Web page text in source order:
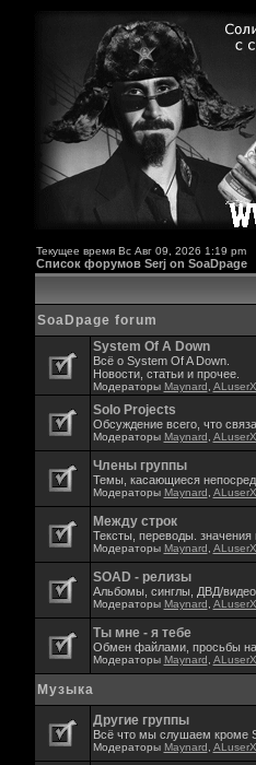
Текущее время Вс Авг 09, 2026 1:19 pm
Список форумов Serj on SoaDpage
SoaDpage forum
System Of A Down
Всё о System Of A Down.
Новости, статьи и прочее.
Модераторы Maynard ALuserX
Solo Projects
Обсуждение всего, что
Модераторы Maynard ALuserX
Члены группы
Темы, касающиеся
Модераторы Maynard ALuserX
Между строк
Тексты, переводы. значения
Модераторы Maynard ALuserX
SOAD - релизы
Альбомы, синглы, ДВД/
Модераторы Maynard ALuserX
Ты мне - я тебе
Обмен файлами, просьбы на
Модераторы Maynard ALuserX
Музыка
Другие группы
Всё что мы слушаем кроме
Модераторы Maynard ALuserX